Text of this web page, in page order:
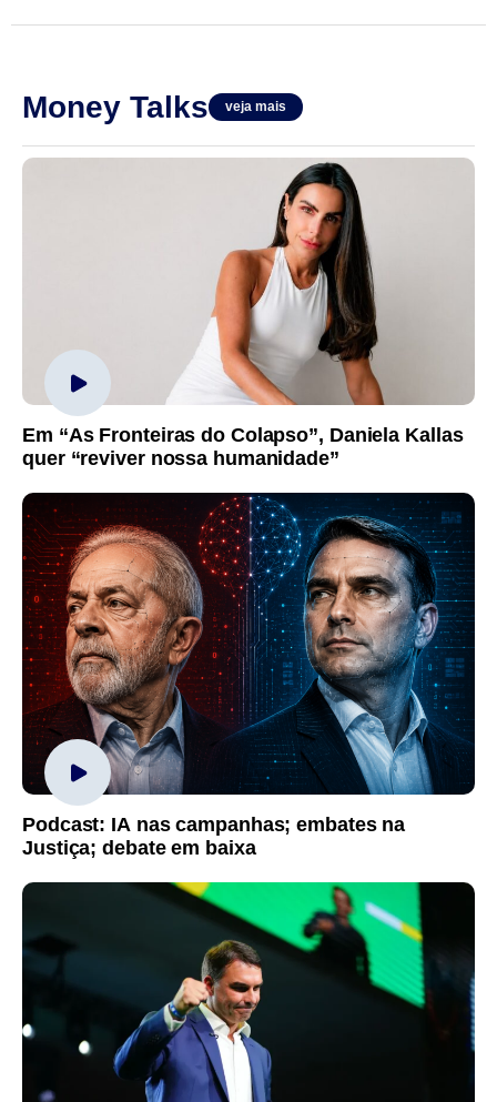
Money Talks veja mais
Em “As Fronteiras do Colapso”, Daniela Kallas
quer “reviver nossa humanidade”
Podcast: IA nas campanhas; embates na
Justiça; debate em baixa